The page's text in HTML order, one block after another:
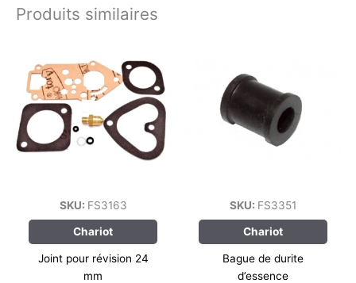
Produits similaires
SKU: FS3163
Chariot
Joint pour révision 24
mm
SKU: FS3351
Chariot
Bague de durite
d’essence